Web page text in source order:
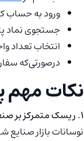
ورود به حساب
جستجوی نماد
انتخاب تعداد
درصورتی‌که
نکات مهم
۱. ریسک متمرکز بر صنعت شیمیایی
نوسانات بازار صنایع